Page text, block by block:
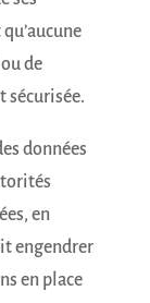
de
sécurisée.
données
en
engendrer
en place